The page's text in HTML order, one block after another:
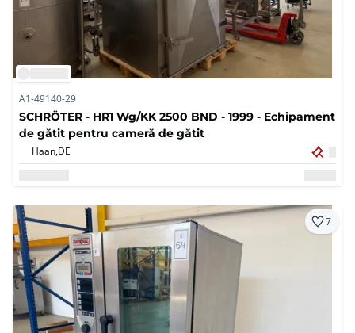
A1-49140-29
SCHRÖTER - HR1 Wg/KK 2500 BND - 1999 - Echipament
de gătit pentru cameră de gătit
Haan,DE
7